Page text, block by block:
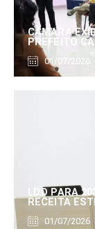
CÂMARA
PREFEITO
01/07/2026
LDO PARA
RECEITA
01/07/2026